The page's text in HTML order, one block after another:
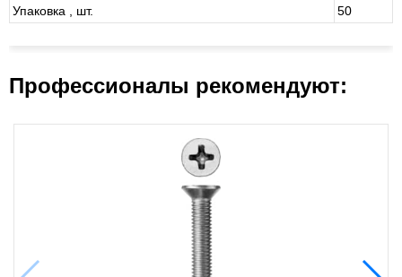
Упаковка , шт.
50
Профессионалы рекомендуют: